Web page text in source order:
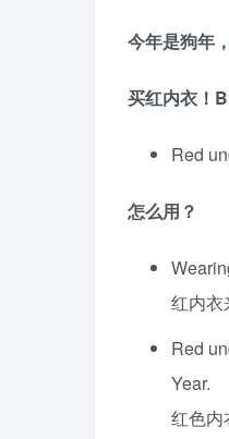
今年是狗年
买红内衣！
Red
怎么用？
红内衣
Red
Year.
红色内